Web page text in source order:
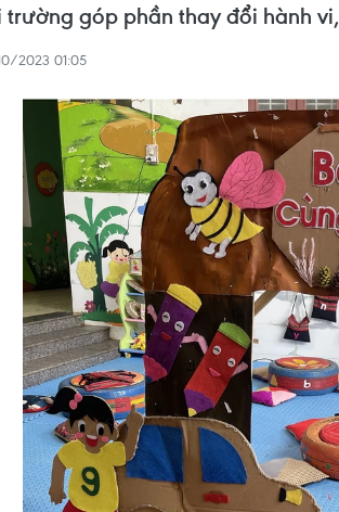
góp phần thay đổi hành
2023 01:05